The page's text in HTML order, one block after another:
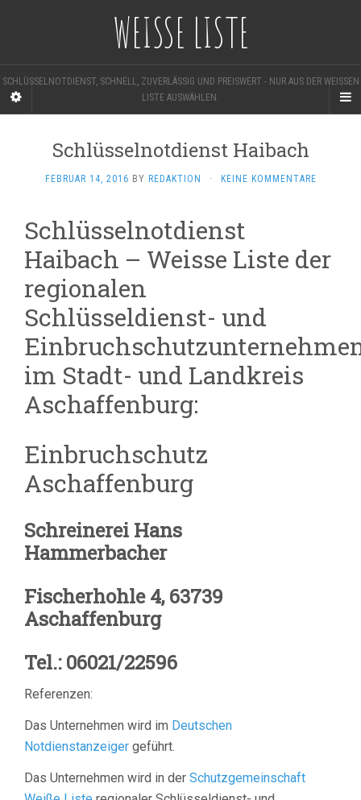
WEISSE LISTE
SCHLÜSSELNOTDIENST, SCHNELL, ZUVERLÄSSIG UND PREISWERT - NUR AUS DER WEISSEN L
ISTE AUSWÄHLEN.
Schlüsselnotdienst Haibach
FEBRUAR 14, 2016 BY REDAKTION · KEINE KOMMENTARE
Schlüsselnotdienst
Haibach – Weisse Liste der
regionalen
Schlüsseldienst- und
im Stadt- und Landkreis
Aschaffenburg:
Einbruchschutz
Aschaffenburg
Schreinerei Hans
Fischerhohle 4, 63739
Aschaffenburg
Tel.: 06021/22596
Referenzen:
Das Unternehmen wird im Deutschen
Notdienstanzeiger geführt.
Das Unternehmen wird in der Schutzgemeinschaft